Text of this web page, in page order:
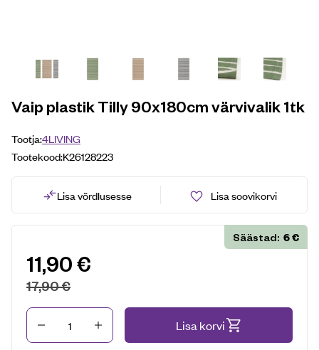
Vaip plastik Tilly 90x180cm värvivalik 1tk
Tootja:4LIVING
Tootekood:K26128223
Lisa võrdlusesse Lisa soovikorvi
11,90€
17,90€
Säästad: 6€
Kogus Lisa korvi